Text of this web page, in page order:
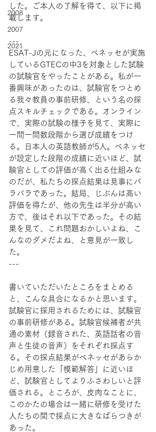
2008
2007
2021
した。ご本人の了解を得て、以下に掲
載します。
---
ESAT-Jの元になった、ベネッセが実施
しているGTECの中3を対象とした試験
の試験官をやったことがある。私が一
番興味があったのは、試験官をつとめ
る我々教員の事前研修、という名の採
点スキルチェックである。オンライン
で、実際の試験の様子を見て、実際に
一問一問数段階から選び成績をつけ
る。日本人の英語教師が5人。ベネッセ
が設定した段階の成績に近いほど、試
験官としての評価が高く出る仕組みな
のだが、私たちの採点結果は見事にバ
ラバラであった。結局、じぶんは高い
評価を得たが、他の先生は半分が高い
方で、後はそれ以下であった。その結
果を見て、これ問題おかしいよね、こ
んなのダメだよね、と意見が一致し
た。
---
書いていただいたところをまとめる
と、こんな具合になるかと思います。
試験官に採用されるためには、試験官
の事前研修がある。試験官候補者が共
通の素材（録音された、英語話者の音
声と生徒の音声）をそれぞれ採点す
る。その採点結果がベネッセがあらか
じめ用意した「模範解答」に近いほ
ど、試験官としてよりふさわしいと評
価される。ところが、皮肉なことに、
このかたの場合は一緒に研修を受けた
人たちの間で採点に大きなばらつきが
あった。